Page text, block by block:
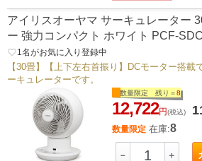
アイリスオーヤマ サーキュレーター
ー 強力コンパクト ホワイト PCF-
favorite_border1名がお気に入り登録中
【30畳】【上下左右首振り】DCモーター搭載
ーキュレーターです。
数量限定 残り＝8
12,722円(税込)
数量限定 在庫:8
－ ＋